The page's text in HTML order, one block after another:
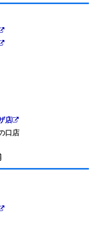
店
口店